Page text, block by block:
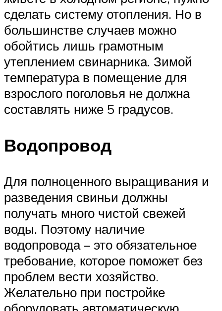
сделать систему отопления. Но в
большинстве случаев можно
обойтись лишь грамотным
утеплением свинарника. Зимой
температура в помещение для
взрослого поголовья не должна
составлять ниже 5 градусов.
Водопровод
Для полноценного выращивания и
разведения свиньи должны
получать много чистой свежей
воды. Поэтому наличие
водопровода – это обязательное
требование, которое поможет без
проблем вести хозяйство.
Желательно при постройке